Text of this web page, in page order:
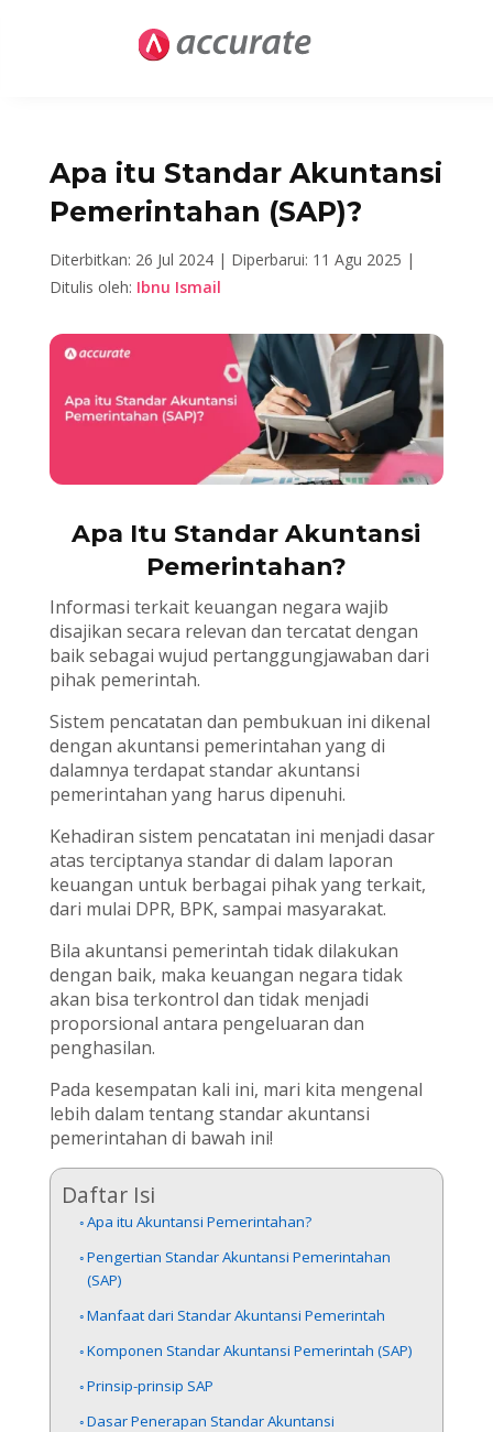
Apa itu Standar Akuntansi
Pemerintahan (SAP)?
Diterbitkan: 26 Jul 2024 | Diperbarui: 11 Agu 2025 |
Ditulis oleh: Ibnu Ismail
Apa Itu Standar Akuntansi
Pemerintahan?
Informasi terkait keuangan negara wajib
disajikan secara relevan dan tercatat dengan
baik sebagai wujud pertanggungjawaban dari
pihak pemerintah.
Sistem pencatatan dan pembukuan ini dikenal
dengan akuntansi pemerintahan yang di
dalamnya terdapat standar akuntansi
pemerintahan yang harus dipenuhi.
Kehadiran sistem pencatatan ini menjadi dasar
atas terciptanya standar di dalam laporan
keuangan untuk berbagai pihak yang terkait,
dari mulai DPR, BPK, sampai masyarakat.
Bila akuntansi pemerintah tidak dilakukan
dengan baik, maka keuangan negara tidak
akan bisa terkontrol dan tidak menjadi
proporsional antara pengeluaran dan
penghasilan.
Pada kesempatan kali ini, mari kita mengenal
lebih dalam tentang standar akuntansi
pemerintahan di bawah ini!
Daftar Isi
Apa itu Akuntansi Pemerintahan?
Pengertian Standar Akuntansi Pemerintahan
(SAP)
Manfaat dari Standar Akuntansi Pemerintah
Komponen Standar Akuntansi Pemerintah (SAP)
Prinsip-prinsip SAP
Dasar Penerapan Standar Akuntansi